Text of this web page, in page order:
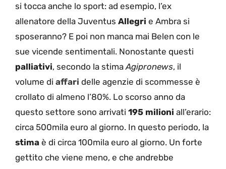
si tocca anche lo sport: ad esempio, l’ex
allenatore della Juventus Allegri e Ambra si
sposeranno? E poi non manca mai Belen con le
sue vicende sentimentali. Nonostante questi
palliativi, secondo la stima Agipronews, il
volume di affari delle agenzie di scommesse è
crollato di almeno l’80%. Lo scorso anno da
questo settore sono arrivati 195 milioni all’erario:
circa 500mila euro al giorno. In questo periodo, la
stima è di circa 100mila euro al giorno. Un forte
gettito che viene meno, e che andrebbe